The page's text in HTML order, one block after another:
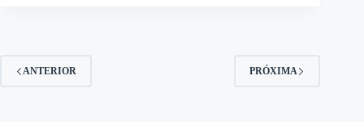
ANTERIOR PRÓXIMA